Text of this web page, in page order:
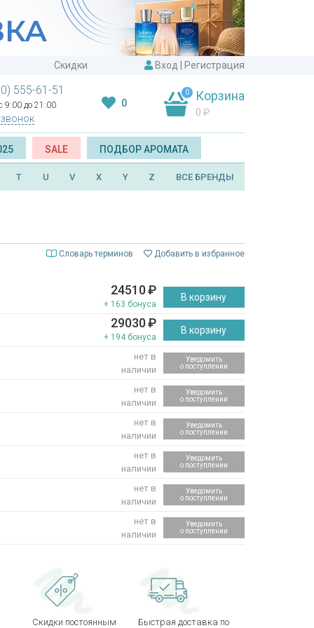
Скидки Вход Регистрация
555-61-51
9:00 до 21:00 0
0 Корзина
0 ₽
SALE ПОДБОР АРОМАТА
T U V X Y Z ВСЕ БРЕНДЫ
Словарь терминов Добавить в избранное
24510₽
+ 163 бонуса
В корзину
29030₽
+ 194 бонуса
В корзину
нет в
наличии
Уведомить
о поступлении
нет в
наличии
Уведомить
о поступлении
нет в
наличии
Уведомить
о поступлении
нет в
наличии
Уведомить
о поступлении
нет в
наличии
Уведомить
о поступлении
нет в
наличии
Уведомить
о поступлении
Скидки постоянным
Быстрая доставка по